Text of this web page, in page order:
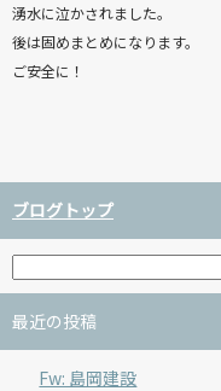
湧水に泣かされました。
後は固めまとめになります。
ご安全に！
ブログトップ
最近の投稿
Fw: 島岡建設